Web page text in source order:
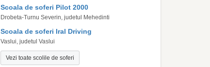
Scoala de soferi Pilot 2000
Drobeta-Turnu Severin, judetul Mehedinti
Scoala de soferi Iral Driving
Vaslui, judetul Vaslui
Vezi toate scolile de soferi